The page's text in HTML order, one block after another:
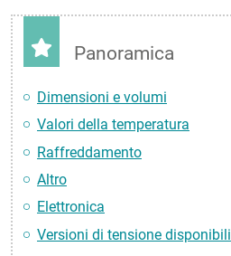
Panoramica
Dimensioni e volumi
Valori della temperatura
Raffreddamento
Altro
Elettronica
Versioni di tensione disponibili